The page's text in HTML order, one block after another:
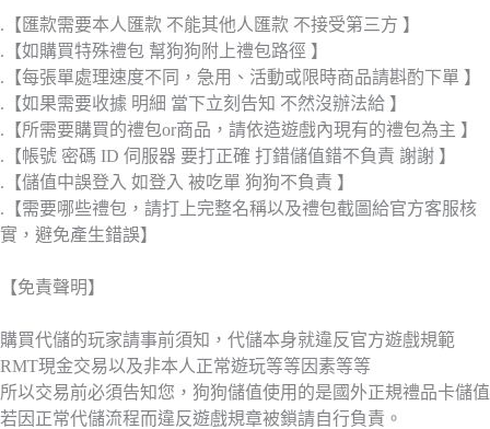
.【匯款需要本人匯款 不能其他人匯款 不接受第三方 】
.【如購買特殊禮包 幫狗狗附上禮包路徑 】
.【每張單處理速度不同，急用、活動或限時商品請斟酌下單 】
.【如果需要收據 明細 當下立刻告知 不然沒辦法給 】
.【所需要購買的禮包or商品，請依造遊戲內現有的禮包為主 】
.【帳號 密碼 ID 伺服器 要打正確 打錯儲值錯不負責 謝謝 】
.【儲值中誤登入 如登入 被吃單 狗狗不負責 】
.【需要哪些禮包，請打上完整名稱以及禮包截圖給官方客服核
實，避免產生錯誤】
【免責聲明】
購買代儲的玩家請事前須知，代儲本身就違反官方遊戲規範
RMT現金交易以及非本人正常遊玩等等因素等等
所以交易前必須告知您，狗狗儲值使用的是國外正規禮品卡儲值
若因正常代儲流程而違反遊戲規章被鎖請自行負責。